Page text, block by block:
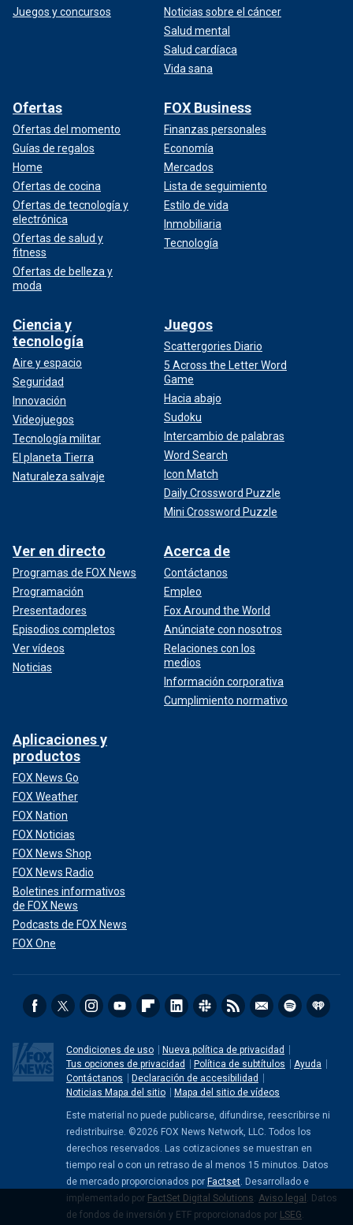
Juegos y concursos
Noticias sobre el cáncer
Salud mental
Salud cardíaca
Vida sana
Ofertas
Ofertas del momento
Guías de regalos
Home
Ofertas de cocina
Ofertas de tecnología y
electrónica
Ofertas de salud y
fitness
Ofertas de belleza y
moda
FOX Business
Finanzas personales
Economía
Mercados
Lista de seguimiento
Estilo de vida
Inmobiliaria
Tecnología
Ciencia y
tecnología
Aire y espacio
Seguridad
Innovación
Videojuegos
Tecnología militar
El planeta Tierra
Naturaleza salvaje
Juegos
Scattergories Diario
5 Across the Letter Word
Game
Hacia abajo
Sudoku
Intercambio de palabras
Word Search
Icon Match
Daily Crossword Puzzle
Mini Crossword Puzzle
Ver en directo
Programas de FOX News
Programación
Presentadores
Episodios completos
Ver vídeos
Noticias
Acerca de
Contáctanos
Empleo
Fox Around the World
Anúnciate con nosotros
Relaciones con los
medios
Información corporativa
Cumplimiento normativo
Aplicaciones y
productos
FOX News Go
FOX Weather
FOX Nation
FOX Noticias
FOX News Shop
FOX News Radio
Boletines informativos
de FOX News
Podcasts de FOX News
FOX One
Condiciones de uso
Nueva política de privacidad
Tus opciones de privacidad
Política de subtítulos
Ayuda
Contáctanos
Declaración de accesibilidad
Noticias Mapa del sitio
Mapa del sitio de vídeos
Este material no puede publicarse, difundirse, reescribirse ni
redistribuirse. ©2026 FOX News Network, LLC. Todos los
derechos reservados. Las cotizaciones se muestran en
tiempo real o con un retraso de al menos 15 minutos. Datos
de mercado proporcionados por Factset . Desarrollado e
implementado por FactSet Digital Solutions Aviso legal
. Datos
de fondos de inversión y ETF proporcionados por LSEG